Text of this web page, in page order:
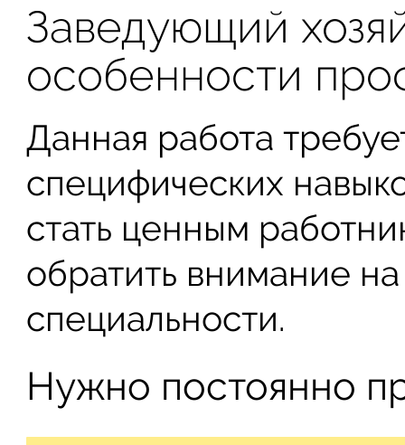
Заведующий
особенности
Данная работа
специфических
стать ценным
обратить внимание
специальности.
Нужно постоянно